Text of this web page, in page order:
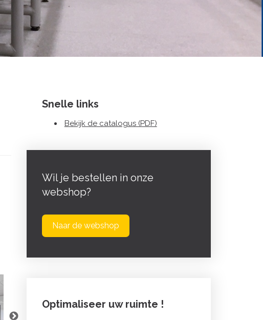
Snelle links
Bekijk de catalogus (PDF)
Wil je bestellen in onze
webshop?
Naar de webshop
Optimaliseer uw ruimte !